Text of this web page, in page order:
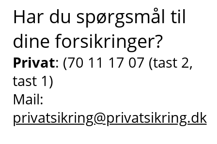
Har du spørgsmål til
dine forsikringer?
Privat: (70 11 17 07 (tast 2,
tast 1)
Mail:
privatsikring@privatsikring.dk